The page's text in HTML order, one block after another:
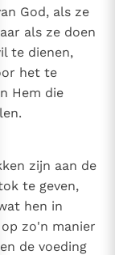
God, als ze
als ze doen
te dienen,
het te
Hem die
zijn aan de
te geven,
hen in
zo'n manier
de voeding